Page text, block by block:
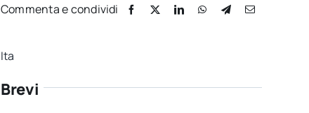
Commenta e condividi
Ita
Brevi